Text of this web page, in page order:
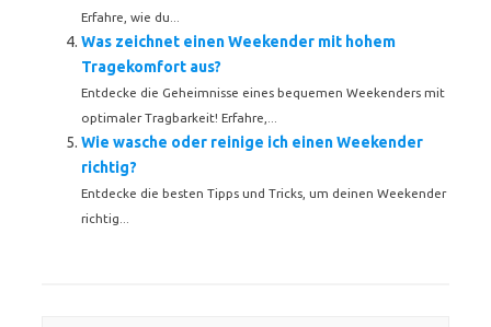
Erfahre, wie du...
Was zeichnet einen Weekender mit hohem
Tragekomfort aus?
Entdecke die Geheimnisse eines bequemen Weekenders mit
optimaler Tragbarkeit! Erfahre,...
Wie wasche oder reinige ich einen Weekender
richtig?
Entdecke die besten Tipps und Tricks, um deinen Weekender
richtig...